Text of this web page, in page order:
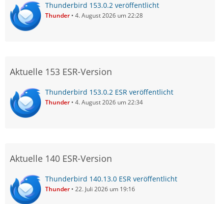
Thunderbird 153.0.2 veröffentlicht
Thunder 4. August 2026 um 22:28
Aktuelle 153 ESR-Version
Thunderbird 153.0.2 ESR veröffentlicht
Thunder 4. August 2026 um 22:34
Aktuelle 140 ESR-Version
Thunderbird 140.13.0 ESR veröffentlicht
Thunder 22. Juli 2026 um 19:16